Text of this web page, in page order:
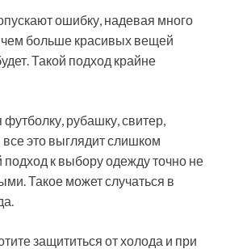
ошибку, надевая много
больше красивых вещей
Такой подход крайне
рубашку, свитер,
это выглядит слишком
подход к выбору одежду точно не
Такое может случаться в
защититься от холода и при